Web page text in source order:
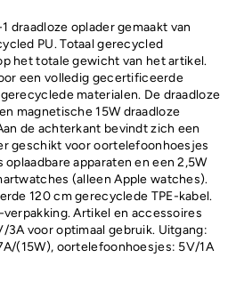
draadloze oplader gemaakt van
PU. Totaal gerecycled
het totale gewicht van het artikel.
een volledig gecertificeerde
materialen. De draadloze
magnetische 15W draadloze
de achterkant bevindt zich een
geschikt voor oortelefoonhoesjes
apparaten en een 2,5W
(alleen Apple watches).
120 cm gerecyclede TPE-kabel.
Artikel en accessoires
3A voor optimaal gebruik. Uitgang:
(15W), oortelefoonhoesjes: 5V/1A